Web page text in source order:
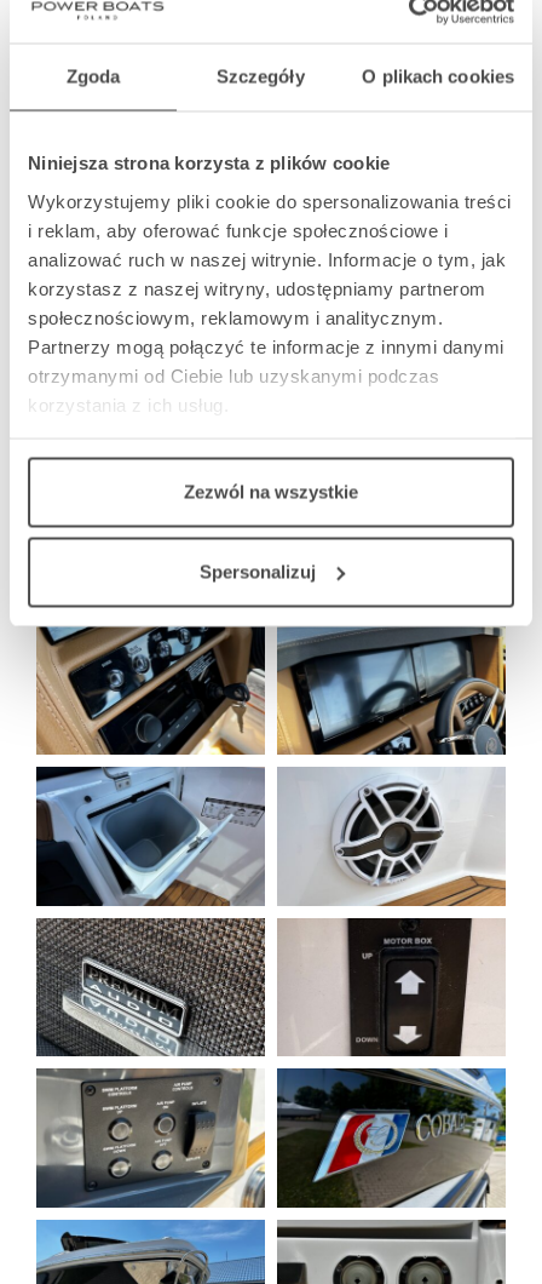
Zgoda Szczegóły O plikach cookies
Niniejsza strona korzysta z plików cookie
Wykorzystujemy pliki cookie do spersonalizowania treści
i reklam, aby oferować funkcje społecznościowe i
analizować ruch w naszej witrynie. Informacje o tym, jak
korzystasz z naszej witryny, udostępniamy partnerom
społecznościowym, reklamowym i analitycznym.
Partnerzy mogą połączyć te informacje z innymi danymi
otrzymanymi od Ciebie lub uzyskanymi podczas
korzystania z ich usług.
Zezwól na wszystkie
Spersonalizuj